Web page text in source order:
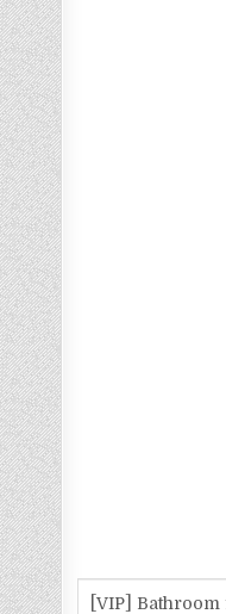
[VIP] Bathroom